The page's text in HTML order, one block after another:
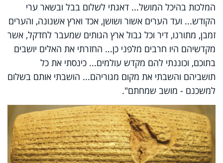
המלכות בהיכל המושל... דאגתי לשלום בבל ובשאר ערי
הקודש... ועד הערים אשור ושושן, אכד וארץ אשנונה, והערים
זמבן, מתורנו, דיר וכל גבול ארץ הגותים שמעבר לחדקל, אשר
מקדשיהם היו חרבים מלפני כן... החזרתי את האלים יושבים
בתוכם, וכוננתי להם מקדש עולמים... כינסתי את כל
תושביהם והשבתי את מקום מגוריהם... הושבתי אותם בשלום
למשכנם - מושב שמחתם".